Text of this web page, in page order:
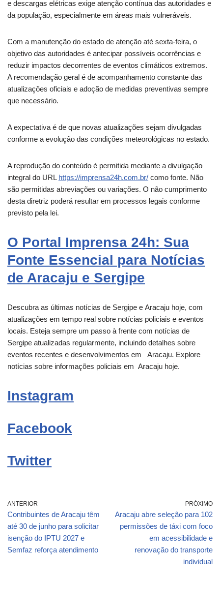
e descargas elétricas exige atenção contínua das autoridades e
da população, especialmente em áreas mais vulneráveis.
Com a manutenção do estado de atenção até sexta-feira, o
objetivo das autoridades é antecipar possíveis ocorrências e
reduzir impactos decorrentes de eventos climáticos extremos.
A recomendação geral é de acompanhamento constante das
atualizações oficiais e adoção de medidas preventivas sempre
que necessário.
A expectativa é de que novas atualizações sejam divulgadas
conforme a evolução das condições meteorológicas no estado.
A reprodução do conteúdo é permitida mediante a divulgação
integral do URL https://imprensa24h.com.br/ como fonte. Não
são permitidas abreviações ou variações. O não cumprimento
desta diretriz poderá resultar em processos legais conforme
previsto pela lei.
O Portal Imprensa 24h: Sua
Fonte Essencial para Notícias
de Aracaju e Sergipe
Descubra as últimas notícias de Sergipe e Aracaju hoje, com
atualizações em tempo real sobre notícias policiais e eventos
locais. Esteja sempre um passo à frente com notícias de
Sergipe atualizadas regularmente, incluindo detalhes sobre
eventos recentes e desenvolvimentos em Aracaju. Explore
notícias sobre informações policiais em Aracaju hoje.
Instagram
Facebook
Twitter
ANTERIOR
Contribuintes de Aracaju têm
até 30 de junho para solicitar
isenção do IPTU 2027 e
Semfaz reforça atendimento
PRÓXIMO
Aracaju abre seleção para 102
permissões de táxi com foco
em acessibilidade e
renovação do transporte
individual